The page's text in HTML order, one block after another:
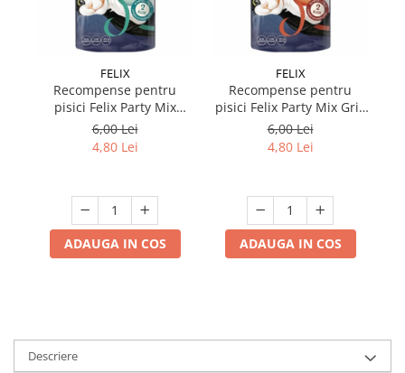
FELIX
Recompense pentru
pisici Felix Party Mix
Ocean Mix 60 gr
6,00 Lei
4,80 Lei
ADAUGA IN COS
FELIX
Recompense pentru
pisici Felix Party Mix Grill
60 gr
6,00 Lei
4,80 Lei
ADAUGA IN COS
Descriere